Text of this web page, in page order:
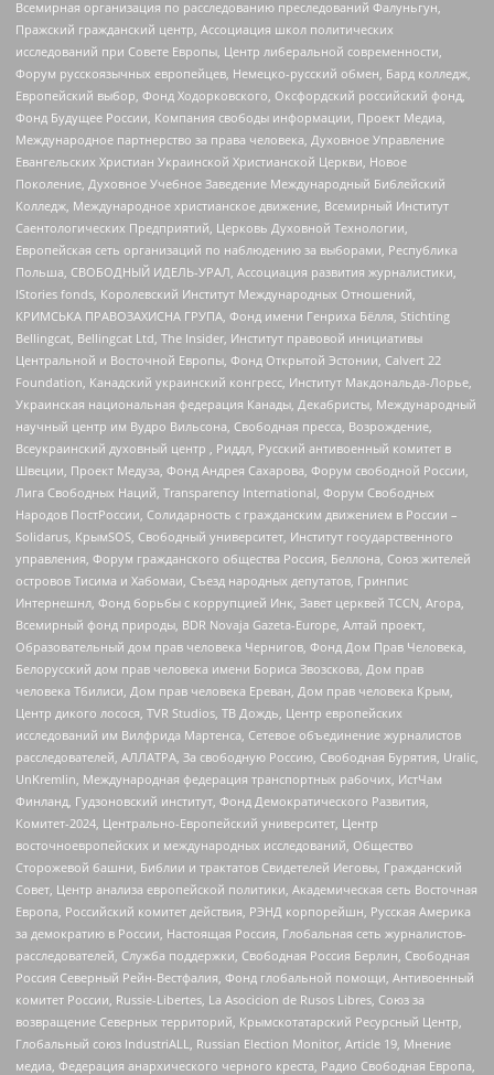
Всемирная организация по расследованию преследований Фалуньгун,
Пражский гражданский центр, Ассоциация школ политических
исследований при Совете Европы, Центр либеральной современности,
Форум русскоязычных европейцев, Немецко-русский обмен, Бард колледж,
Европейский выбор, Фонд Ходорковского, Оксфордский российский фонд,
Фонд Будущее России, Компания свободы информации, Проект Медиа,
Международное партнерство за права человека, Духовное Управление
Евангельских Христиан Украинской Христианской Церкви, Новое
Поколение, Духовное Учебное Заведение Международный Библейский
Колледж, Международное христианское движение, Всемирный Институт
Саентологических Предприятий, Церковь Духовной Технологии,
Европейская сеть организаций по наблюдению за выборами, Республика
Польша, СВОБОДНЫЙ ИДЕЛЬ-УРАЛ, Ассоциация развития журналистики,
IStories fonds, Королевский Институт Международных Отношений,
КРИМСЬКА ПРАВОЗАХИСНА ГРУПА, Фонд имени Генриха Бёлля, Stichting
Bellingcat, Bellingcat Ltd, The Insider, Институт правовой инициативы
Центральной и Восточной Европы, Фонд Открытой Эстонии, Calvert 22
Foundation, Канадский украинский конгресс, Институт Макдональда-Лорье,
Украинская национальная федерация Канады, Декабристы, Международный
научный центр им Вудро Вильсона, Свободная пресса, Возрождение,
Всеукраинский духовный центр , Риддл, Русский антивоенный комитет в
Швеции, Проект Медуза, Фонд Андрея Сахарова, Форум свободной России,
Лига Свободных Наций, Transparеncy International, Форум Свободных
Народов ПостРоссии, Солидарность с гражданским движением в России –
Solidarus, КрымSOS, Свободный университет, Институт государственного
управления, Форум гражданского общества Россия, Беллона, Союз жителей
островов Тисима и Хабомаи, Съезд народных депутатов, Гринпис
Интернешнл, Фонд борьбы с коррупцией Инк, Завет церквей TCCN, Агора,
Всемирный фонд природы, BDR Novaja Gazeta-Europe, Алтай проект,
Образовательный дом прав человека Чернигов, Фонд Дом Прав Человека,
Белорусский дом прав человека имени Бориса Звозскова, Дом прав
человека Тбилиси, Дом прав человека Ереван, Дом прав человека Крым,
Центр дикого лосося, TVR Studios, ТВ Дождь, Центр европейских
исследований им Вилфрида Мартенса, Сетевое объединение журналистов
расследователей, АЛЛАТРА, За свободную Россию, Свободная Бурятия, Uralic,
UnKremlin, Международная федерация транспортных рабочих, ИстЧам
Финланд, Гудзоновский институт, Фонд Демократического Развития,
Комитет-2024, Центрально-Европейский университет, Центр
восточноевропейских и международных исследований, Общество
Сторожевой башни, Библии и трактатов Свидетелей Иеговы, Гражданский
Совет, Центр анализа европейской политики, Академическая сеть Восточная
Европа, Российский комитет действия, РЭНД корпорейшн, Русская Америка
за демократию в России, Настоящая Россия, Глобальная сеть журналистов-
расследователей, Служба поддержки, Свободная Россия Берлин, Свободная
Россия Северный Рейн-Вестфалия, Фонд глобальной помощи, Антивоенный
комитет России, Russie-Libertes, La Asocicion de Rusos Libres, Союз за
возвращение Северных территорий, Крымскотатарский Ресурсный Центр,
Глобальный союз IndustriALL, Russian Election Monitor, Article 19, Мнение
медиа, Федерация анархического черного креста, Радио Свободная Европа,